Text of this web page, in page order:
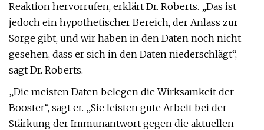
Reaktion hervorrufen, erklärt Dr. Roberts. „Das ist
jedoch ein hypothetischer Bereich, der Anlass zur
Sorge gibt, und wir haben in den Daten noch nicht
gesehen, dass er sich in den Daten niederschlägt“,
sagt Dr. Roberts.
„Die meisten Daten belegen die Wirksamkeit der
Booster“, sagt er. „Sie leisten gute Arbeit bei der
Stärkung der Immunantwort gegen die aktuellen